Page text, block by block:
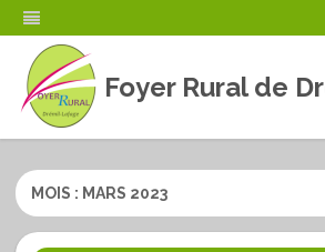
Foyer Rural de
Skip
content
MOIS : MARS 2023